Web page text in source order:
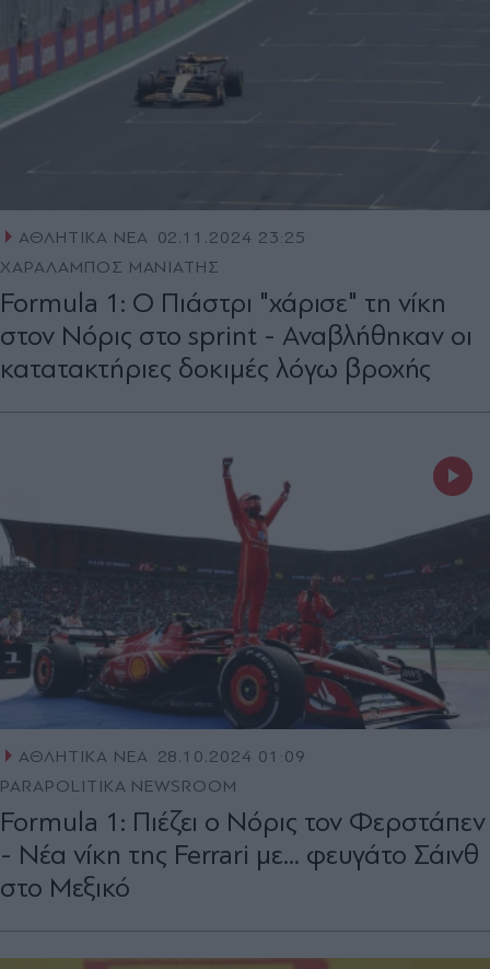
ΑΘΛΗΤΙΚΑ ΝΕΑ 02.11.2024 23:25
ΧΑΡΑΛΑΜΠΟΣ ΜΑΝΙΑΤΗΣ
Formula 1: Ο Πιάστρι "χάρισε" τη νίκη
στον Νόρις στο sprint - Αναβλήθηκαν οι
κατατακτήριες δοκιμές λόγω βροχής
ΑΘΛΗΤΙΚΑ ΝΕΑ
28.10.2024 01:09
PARAPOLITIKA NEWSROOM
Formula 1: Πιέζει ο Νόρις τον Φερστάπεν
- Νέα νίκη της Ferrari με... φευγάτο Σάινθ
στο Μεξικό